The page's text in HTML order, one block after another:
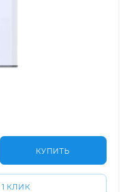
КУПИТЬ
КЛИК